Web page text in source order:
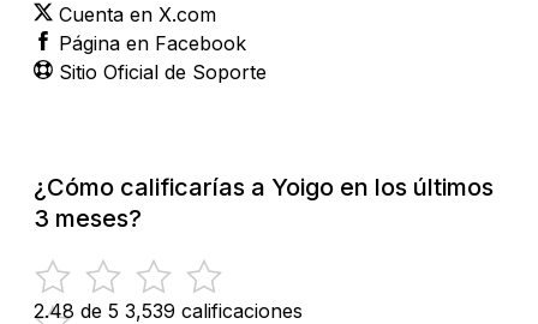
Cuenta en X.com
Página en Facebook
Sitio Oficial de Soporte
¿Cómo calificarías a Yoigo en los últimos
3 meses?
2.48 de 5 3,539 calificaciones